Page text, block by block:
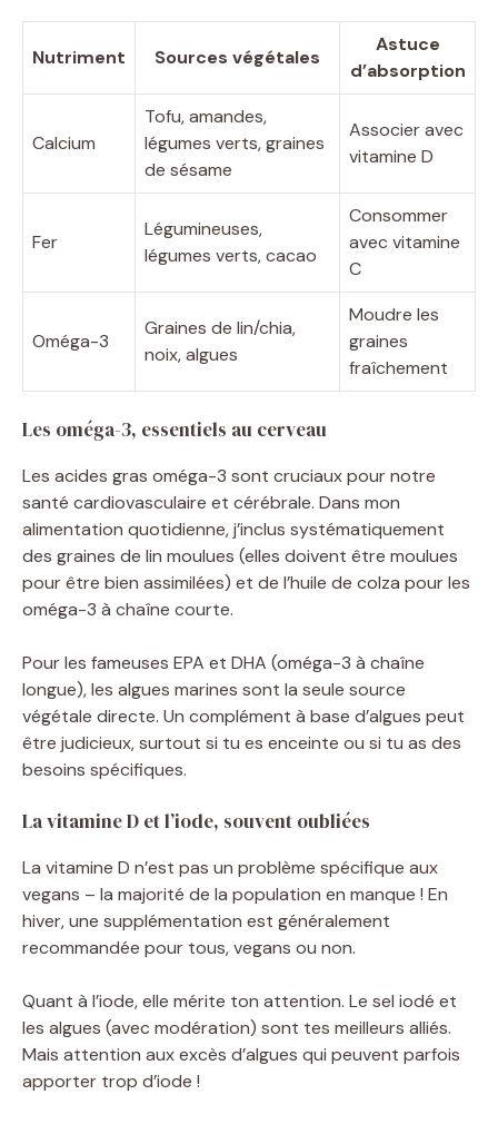
Nutriment Sources végétales
Astuce
d’absorption
Calcium
Tofu, amandes,
légumes verts, graines
de sésame
Associer avec
vitamine D
Fer
Légumineuses,
légumes verts, cacao
Consommer
avec vitamine
C
Oméga-3
Graines de lin/chia,
noix, algues
Moudre les
graines
fraîchement
Les oméga-3, essentiels au cerveau
Les acides gras oméga-3 sont cruciaux pour notre
santé cardiovasculaire et cérébrale. Dans mon
alimentation quotidienne, j’inclus systématiquement
des graines de lin moulues (elles doivent être moulues
pour être bien assimilées) et de l’huile de colza pour les
oméga-3 à chaîne courte.
Pour les fameuses EPA et DHA (oméga-3 à chaîne
longue), les algues marines sont la seule source
végétale directe. Un complément à base d’algues peut
être judicieux, surtout si tu es enceinte ou si tu as des
besoins spécifiques.
La vitamine D et l’iode, souvent oubliées
La vitamine D n’est pas un problème spécifique aux
vegans – la majorité de la population en manque ! En
hiver, une supplémentation est généralement
recommandée pour tous, vegans ou non.
Quant à l’iode, elle mérite ton attention. Le sel iodé et
les algues (avec modération) sont tes meilleurs alliés.
Mais attention aux excès d’algues qui peuvent parfois
apporter trop d’iode !